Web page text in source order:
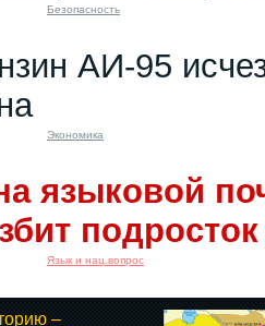
Безопасность
АИ-95
Экономика
языковой
Язык и нац.вопрос
–